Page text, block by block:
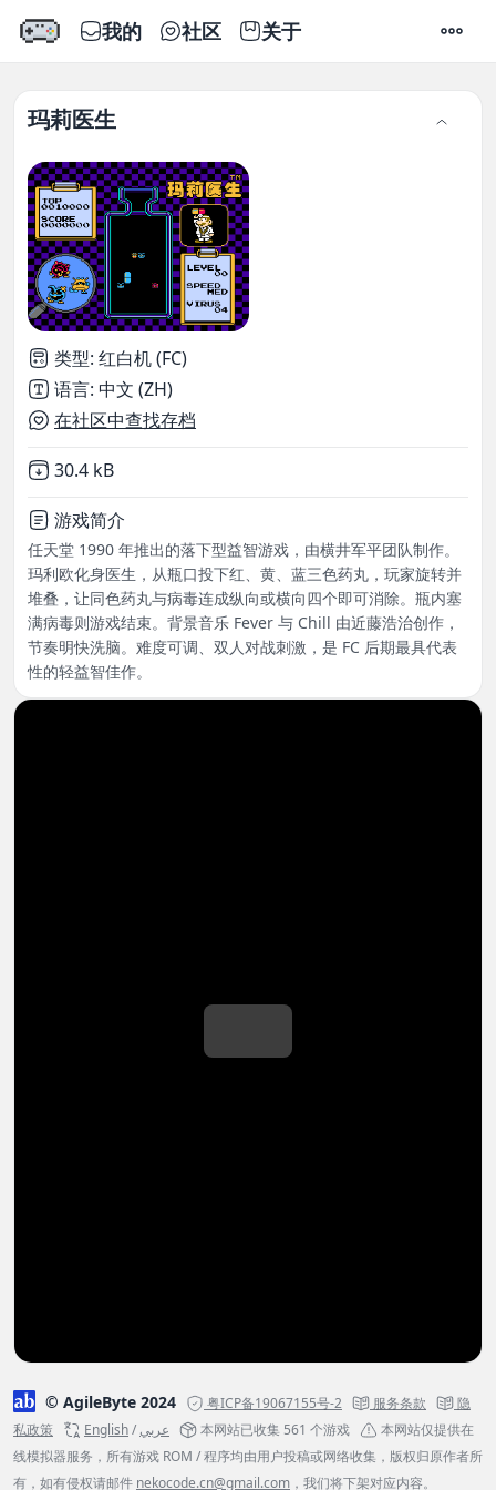
我的 社区 关于 设置
玛莉医生
类型: 红白机 (FC)
语言: 中文 (ZH)
在社区中查找存档
Not downloaded
30.4 kB
游戏简介
任天堂 1990 年推出的落下型益智游戏，由横井军平团队制作。
玛利欧化身医生，从瓶口投下红、黄、蓝三色药丸，玩家旋转并
堆叠，让同色药丸与病毒连成纵向或横向四个即可消除。瓶内塞
满病毒则游戏结束。背景音乐 Fever 与 Chill 由近藤浩治创作，
节奏明快洗脑。难度可调、双人对战刺激，是 FC 后期最具代表
性的轻益智佳作。
© AgileByte 2024 粤ICP备19067155号-2 服务条款
隐
私政策
English/عربي 本网站已收集 561 个游戏
本网站仅提供在
线模拟器服务，所有游戏 ROM / 程序均由用户投稿或网络收集，版权归原作者所
有，如有侵权请邮件 nekocode.cn@gmail.com ，我们将下架对应内容。